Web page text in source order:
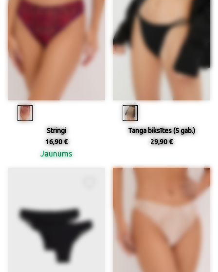
Stringi
16,90 €
Jaunums
Tanga biksītes (5 gab.)
29,90 €